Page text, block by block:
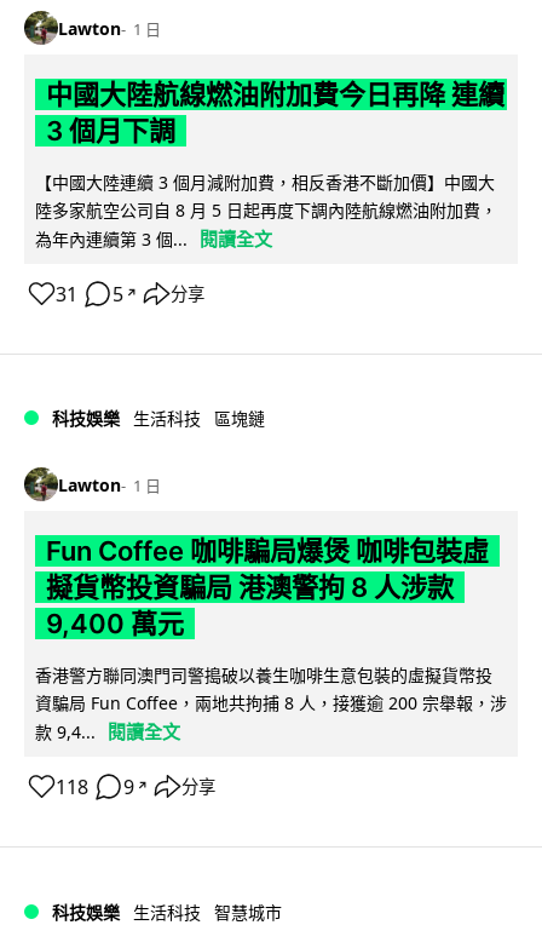
Lawton 1 日
中國大陸航線燃油附加費今日再降 連續
3 個月下調
【中國大陸連續 3 個月減附加費，相反香港不斷加價】中國大
陸多家航空公司自 8 月 5 日起再度下調內陸航線燃油附加費，
為年內連續第 3 個...
閱讀全文
31 5 ↗ 分享
科技娛樂 生活科技 區塊鏈
Lawton 1 日
Fun Coffee 咖啡騙局爆煲 咖啡包裝虛
擬貨幣投資騙局 港澳警拘 8 人涉款
9,400 萬元
香港警方聯同澳門司警搗破以養生咖啡生意包裝的虛擬貨幣投
資騙局 Fun Coffee，兩地共拘捕 8 人，接獲逾 200 宗舉報，涉
款 9,4...
閱讀全文
118 9 ↗ 分享
科技娛樂 生活科技 智慧城市